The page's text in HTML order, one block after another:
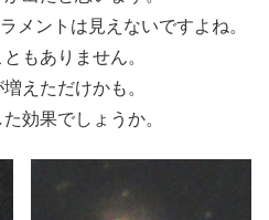
メントは見えないですよね。
もありません。
えただけかも。
効果でしょうか。